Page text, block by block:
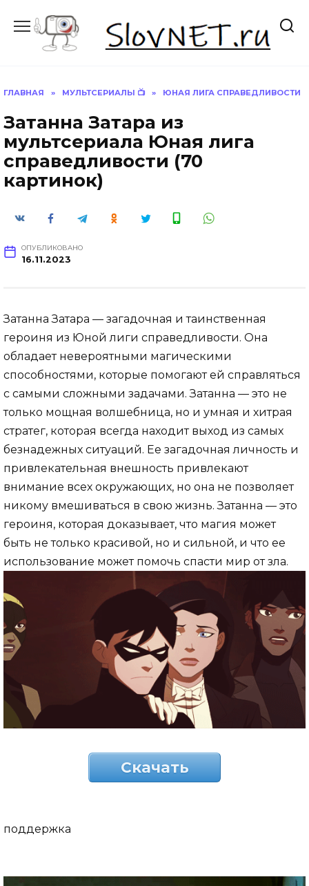
содержанию
ГЛАВНАЯ » МУЛЬТСЕРИАЛЫ 📺 » ЮНАЯ ЛИГА СПРАВЕДЛИВОСТИ
Затанна Затара из
мультсериала Юная лига
справедливости (70
картинок)
ОПУБЛИКОВАНО
16.11.2023
Затанна Затара — загадочная и таинственная
героиня из Юной лиги справедливости. Она
обладает невероятными магическими
способностями, которые помогают ей справляться
с самыми сложными задачами. Затанна — это не
только мощная волшебница, но и умная и хитрая
стратег, которая всегда находит выход из самых
безнадежных ситуаций. Ее загадочная личность и
привлекательная внешность привлекают
внимание всех окружающих, но она не позволяет
никому вмешиваться в свою жизнь. Затанна — это
героиня, которая доказывает, что магия может
быть не только красивой, но и сильной, и что ее
использование может помочь спасти мир от зла.
Скачать
поддержка